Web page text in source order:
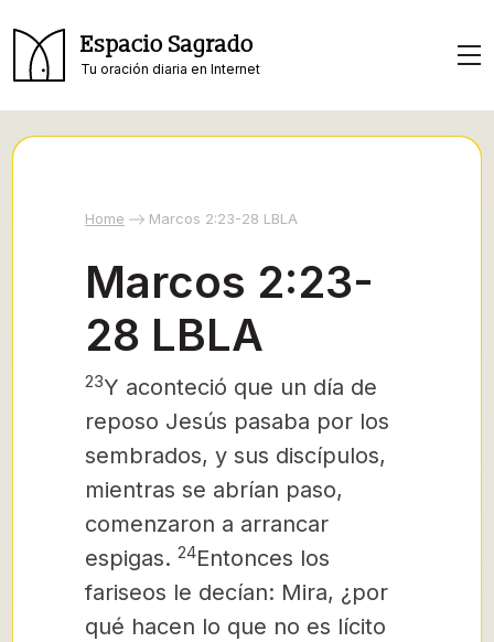
Espacio Sagrado
Tu oración diaria en Internet
Home Marcos 2:23-28 LBLA
Marcos 2:23-
28 LBLA
23Y aconteció que un día de
reposo Jesús pasaba por los
sembrados, y sus discípulos,
mientras se abrían paso,
comenzaron a arrancar
espigas. 24Entonces los
fariseos le decían: Mira, ¿por
qué hacen lo que no es lícito